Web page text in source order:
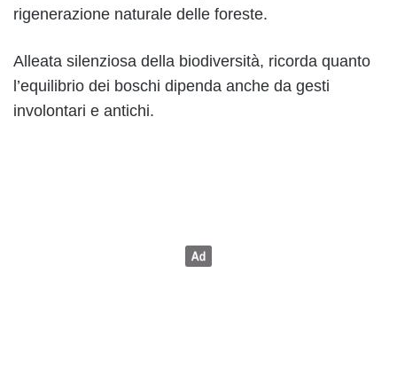
rigenerazione naturale delle foreste.
Alleata silenziosa della biodiversità, ricorda quanto
l’equilibrio dei boschi dipenda anche da gesti
involontari e antichi.